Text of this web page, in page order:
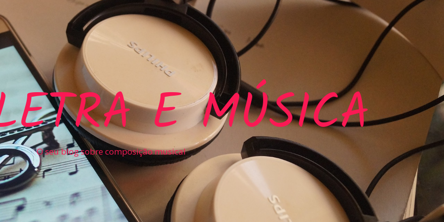
E MÚSICA
O seu blog sobre composição musical